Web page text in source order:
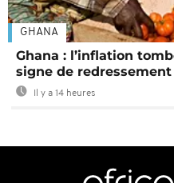
GHANA
Ghana : l’inflation
signe de
Il y a 14 heures